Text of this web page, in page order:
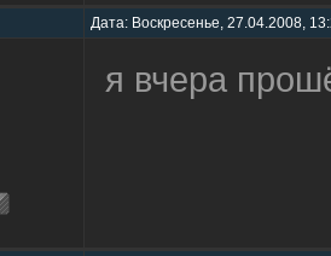
Дата: Воскресенье, 27.04.2008,
я вчера